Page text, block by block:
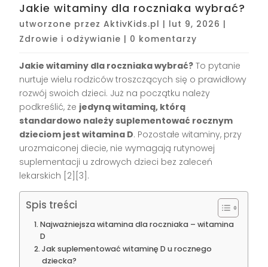
Jakie witaminy dla roczniaka wybrać?
utworzone przezAktivKids.pl | lut 9, 2026 |
Zdrowie i odżywianie | 0 komentarzy
Jakie witaminy dla roczniaka wybrać? To pytanie
nurtuje wielu rodziców troszczących się o prawidłowy
rozwój swoich dzieci. Już na początku należy
podkreślić, że jedyną witaminą, którą
standardowo należy suplementować rocznym
dzieciom jest witamina D. Pozostałe witaminy, przy
urozmaiconej diecie, nie wymagają rutynowej
suplementacji u zdrowych dzieci bez zaleceń
lekarskich [2][3] .
Spis treści
Najważniejsza witamina dla roczniaka – witamina
D
Jak suplementować witaminę D u rocznego
dziecka?